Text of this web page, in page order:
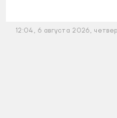
12:04, 6 августа 2026,